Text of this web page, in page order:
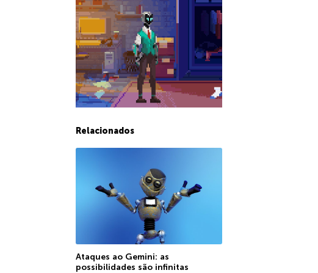
Relacionados
Ataques ao Gemini: as
possibilidades são infinitas